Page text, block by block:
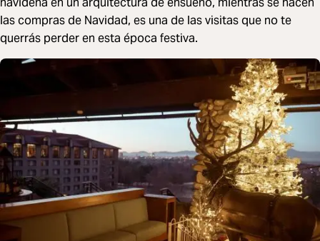
las compras de Navidad, es una de las visitas que no te
querrás perder en esta época festiva.